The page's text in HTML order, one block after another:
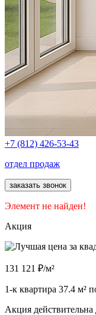
+7 (812) 426-53-43
отдел продаж
заказать звонок
Элемент не найден!
Акция
131 121 ₽/м²
1-к квартира 37.4 м²
Акция действительна